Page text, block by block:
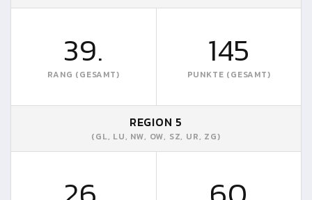
39.
RANG (GESAMT)
145
PUNKTE (GESAMT)
REGION 5
(GL, LU, NW, OW, SZ, UR, ZG)